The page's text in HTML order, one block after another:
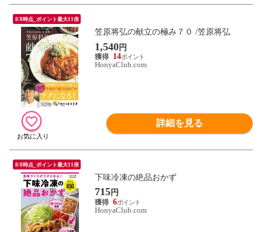
8/8時点_ポイント最大11倍
笠原将弘の献立の極み７０ /笠原将弘
1,540円
14
HonyaClub.com
詳細を見る
8/8時点_ポイント最大11倍
下味冷凍の絶品おかず
715円
6
HonyaClub.com